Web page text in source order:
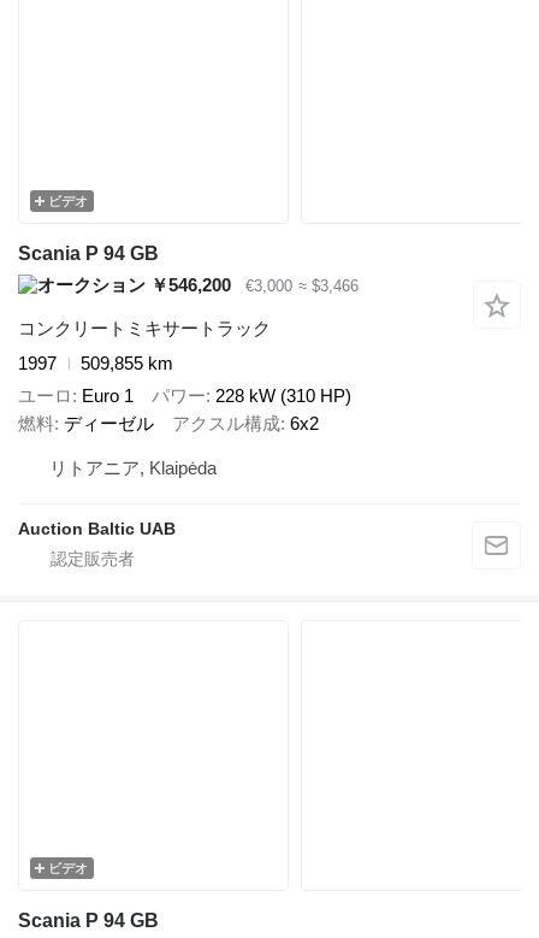
ビデオ
Scania P 94 GB
￥546,200
€3,000 ≈ $3,466
コンクリートミキサートラック
1997
509,855 km
ユーロ
Euro 1 パワー 228 kW (310 HP)
燃料 ディーゼル アクスル構成 6x2
リトアニア, Klaipėda
Auction Baltic UAB
ビデオ
Scania P 94 GB